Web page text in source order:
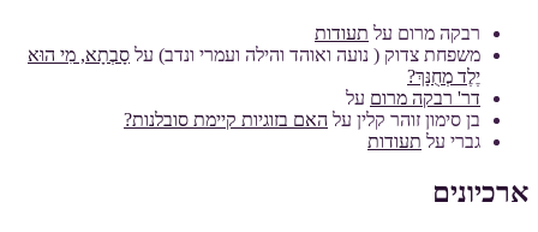
רבקה מרום על תעודות
משפחת צדוק ( נועה ואוהד והילה ועמרי ונדב) על סָבְתָא, מִי הוּא
יֶלֶד מְחֻנָּךְ?
דר' רבקה מרום על
בן סימון זוהר קלין על האם בזוגיות קיימת סובלנות?
גברי על תעודות
ארכיונים